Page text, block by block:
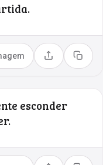
Compartilhar
Copiar
esconder